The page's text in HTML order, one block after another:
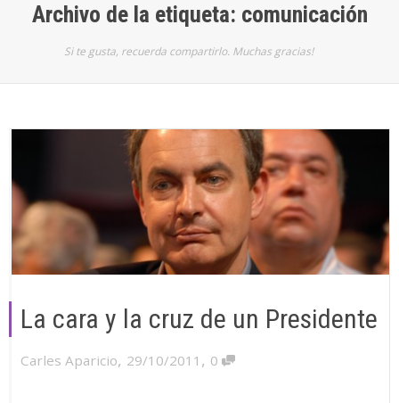
Archivo de la etiqueta: comunicación
Si te gusta, recuerda compartirlo. Muchas gracias!
La cara y la cruz de un Presidente
Carles Aparicio, 29/10/2011 , 0